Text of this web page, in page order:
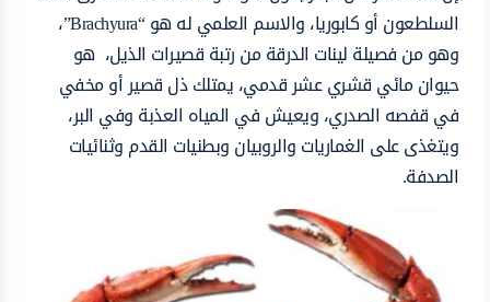
السلطعون أو كابوريا، والاسم العلمي له هو “Brachyura”،
وهو من فصيلة لينات الدرقة من رتبة قصيرات الذيل، هو
حيوان مائي قشري عشر قدمي، يمتلك ذل قصير أو مخفي
في قفصه الصدري، ويعيش في المياه العذبة وفي البر،
ويتغذى على الغماريات والروبيان وبطنيات القدم وثنائيات
الصدفة.